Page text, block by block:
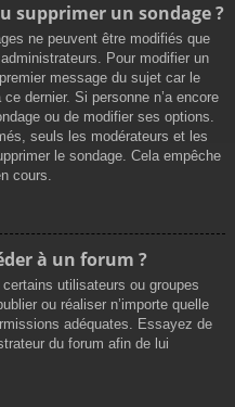
supprimer un sondage ?
ne peuvent être modifiés que
Pour modifier un
message du sujet car le
dernier. Si personne n’a encore
ou de modifier ses options.
seuls les modérateurs et les
le sondage. Cela empêche
cours.
à un forum ?
utilisateurs ou groupes
ou réaliser n’importe quelle
adéquates. Essayez de
du forum afin de lui